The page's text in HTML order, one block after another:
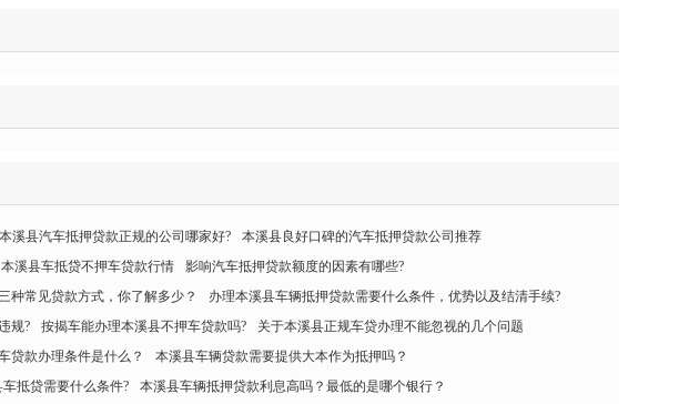
本溪县汽车抵押贷款正规的公司哪家好?
本溪县良好口碑的汽车抵押贷款公司推荐
本溪县车抵贷不押车贷款行情
影响汽车抵押贷款额度的因素有哪些?
种常见贷款方式，你了解多少？
办理本溪县车辆抵押贷款需要什么条件，优势以及结清手续?
规? 按揭车能办理本溪县不押车贷款吗?
关于本溪县正规车贷办理不能忽视的几个问题
贷款办理条件是什么？
本溪县车辆贷款需要提供大本作为抵押吗？
抵贷需要什么条件?
本溪县车辆抵押贷款利息高吗？最低的是哪个银行？